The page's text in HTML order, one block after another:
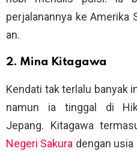
perjalanannya ke Amerika
an.
2. Mina Kitagawa
Kendati tak terlalu banyak
namun ia tinggal di
Jepang. Kitagawa
Negeri Sakura dengan usia